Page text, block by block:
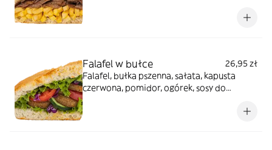
Falafel w bułce
26,95 zł
Falafel, bułka pszenna, sałata, kapusta
czerwona, pomidor, ogórek, sosy do